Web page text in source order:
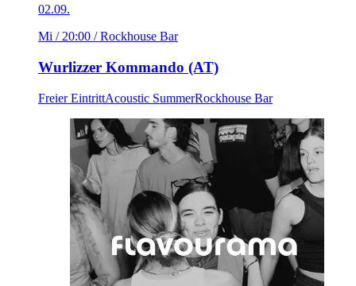
02.09.
Mi / 20:00 / Rockhouse Bar
Wurlizzer Kommando (AT)
Freier EintrittAcoustic SummerRockhouse Bar